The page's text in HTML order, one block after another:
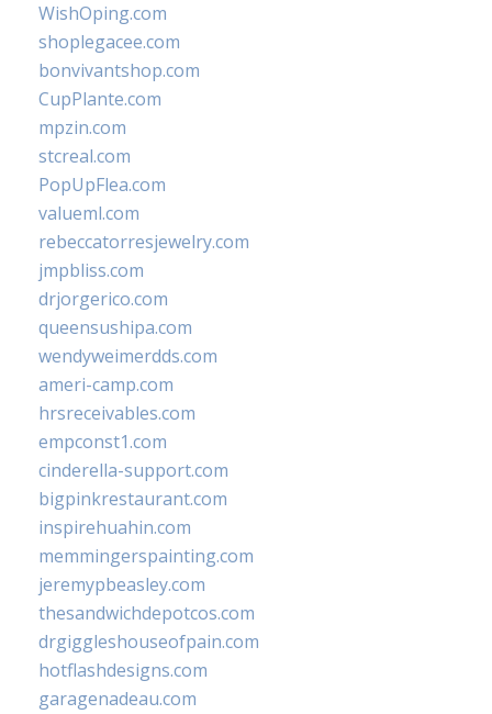
WishOping.com
shoplegacee.com
bonvivantshop.com
CupPlante.com
mpzin.com
stcreal.com
PopUpFlea.com
valueml.com
rebeccatorresjewelry.com
jmpbliss.com
drjorgerico.com
queensushipa.com
wendyweimerdds.com
ameri-camp.com
hrsreceivables.com
empconst1.com
cinderella-support.com
bigpinkrestaurant.com
inspirehuahin.com
memmingerspainting.com
jeremypbeasley.com
thesandwichdepotcos.com
drgiggleshouseofpain.com
hotflashdesigns.com
garagenadeau.com